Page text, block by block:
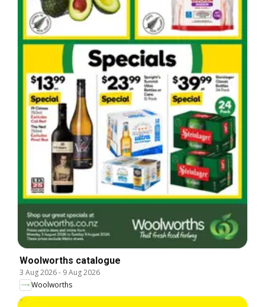
Woolworths catalogue
3 Aug 2026- 9 Aug 2026
Woolworths